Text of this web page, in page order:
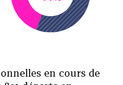
en cours de